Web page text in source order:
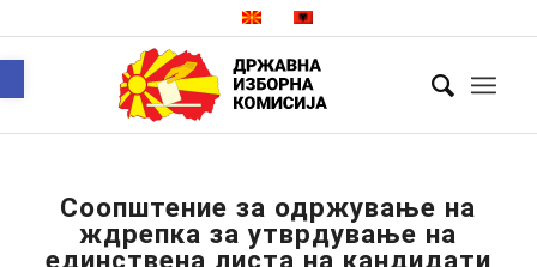
Соопштение за одржување на
ждрепка за утврдување на
единствена листа на кандидати
Open toolbar